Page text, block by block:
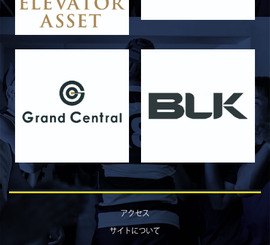
2026/06/12
STAFF blog
【Rits Familyのバトン】vol. 1 北村瞬太郎
STAFF blog
【「イヤーブック2026」にお名前を掲載／サポ
ーター募集のお知らせ】
2026/05/31
STAFF blog
5月31日 関西学院大学AB
2026/05/31
STAFF blog
5月30日 関西学院大学CD
2026年度 新入部員のお知らせ
2026/05/26
STAFF blog
5月24日 京都産業大学
STAFF blog
5月23日 京都産業大学BC
アクセス
サイトについて